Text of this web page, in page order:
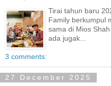
Tirai tahun baru
Family berkumpul
sama di Mios
ada jugak...
3 comments:
27 December 2025